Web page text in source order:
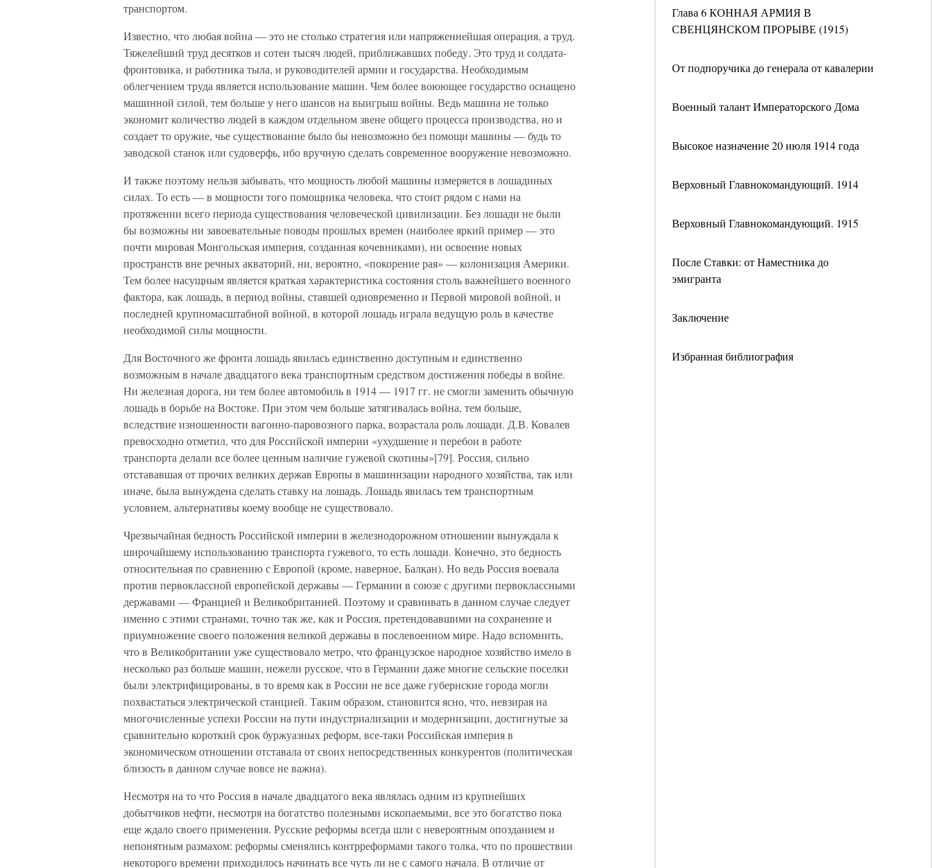
Глава 6 КОННАЯ АРМИЯ В
СВЕНЦЯНСКОМ ПРОРЫВЕ (1915)
От подпоручика до генерала от кавалерии
Военный талант Императорского Дома
Высокое назначение 20 июля 1914 года
Верховный Главнокомандующий. 1914
Верховный Главнокомандующий. 1915
После Ставки: от Наместника до
эмигранта
Заключение
Избранная библиография
транспортом.
Известно, что любая война — это не столько стратегия или напряженнейшая операция, а труд.
Тяжелейший труд десятков и сотен тысяч людей, приближавших победу. Это труд и солдата-
фронтовика, и работника тыла, и руководителей армии и государства. Необходимым
облегчением труда является использование машин. Чем более воюющее государство оснащено
машинной силой, тем больше у него шансов на выигрыш войны. Ведь машина не только
экономит количество людей в каждом отдельном звене общего процесса производства, но и
создает то оружие, чье существование было бы невозможно без помощи машины — будь то
заводской станок или судоверфь, ибо вручную сделать современное вооружение невозможно.
И также поэтому нельзя забывать, что мощность любой машины измеряется в лошадиных
силах. То есть — в мощности того помощника человека, что стоит рядом с нами на
протяжении всего периода существования человеческой цивилизации. Без лошади не были
бы возможны ни завоевательные поводы прошлых времен (наиболее яркий пример — это
почти мировая Монгольская империя, созданная кочевниками), ни освоение новых
пространств вне речных акваторий, ни, вероятно, «покорение рая» — колонизация Америки.
Тем более насущным является краткая характеристика состояния столь важнейшего военного
фактора, как лошадь, в период войны, ставшей одновременно и Первой мировой войной, и
последней крупномасштабной войной, в которой лошадь играла ведущую роль в качестве
необходимой силы мощности.
Для Восточного же фронта лошадь явилась единственно доступным и единственно
возможным в начале двадцатого века транспортным средством достижения победы в войне.
Ни железная дорога, ни тем более автомобиль в 1914 — 1917 гг. не смогли заменить обычную
лошадь в борьбе на Востоке. При этом чем больше затягивалась война, тем больше,
вследствие изношенности вагонно-паровозного парка, возрастала роль лошади. Д.В. Ковалев
превосходно отметил, что для Российской империи «ухудшение и перебои в работе
транспорта делали все более ценным наличие гужевой скотины»[79]. Россия, сильно
отстававшая от прочих великих держав Европы в машинизации народного хозяйства, так или
иначе, была вынуждена сделать ставку на лошадь. Лошадь явилась тем транспортным
условием, альтернативы коему вообще не существовало.
Чрезвычайная бедность Российской империи в железнодорожном отношении вынуждала к
широчайшему использованию транспорта гужевого, то есть лошади. Конечно, это бедность
относительная по сравнению с Европой (кроме, наверное, Балкан). Но ведь Россия воевала
против первоклассной европейской державы — Германии в союзе с другими первоклассными
державами — Францией и Великобританией. Поэтому и сравнивать в данном случае следует
именно с этими странами, точно так же, как и Россия, претендовавшими на сохранение и
приумножение своего положения великой державы в послевоенном мире. Надо вспомнить,
что в Великобритании уже существовало метро, что французское народное хозяйство имело в
несколько раз больше машин, нежели русское, что в Германии даже многие сельские поселки
были электрифицированы, в то время как в России не все даже губернские города могли
похвастаться электрической станцией. Таким образом, становится ясно, что, невзирая на
многочисленные успехи России на пути индустриализации и модернизации, достигнутые за
сравнительно короткий срок буржуазных реформ, все-таки Российская империя в
экономическом отношении отставала от своих непосредственных конкурентов (политическая
близость в данном случае вовсе не важна).
Несмотря на то что Россия в начале двадцатого века являлась одним из крупнейших
добытчиков нефти, несмотря на богатство полезными ископаемыми, все это богатство пока
еще ждало своего применения. Русские реформы всегда шли с невероятным опозданием и
непонятным размахом: реформы сменялись контрреформами такого толка, что по прошествии
некоторого времени приходилось начинать все чуть ли не с самого начала. В отличие от